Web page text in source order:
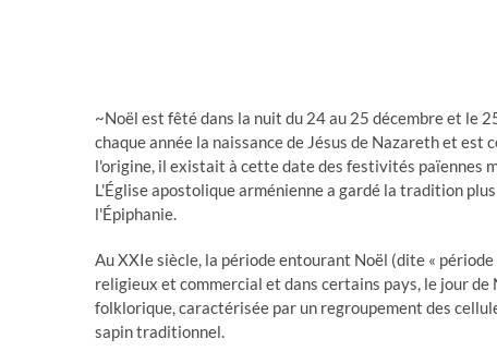
~Noël est fêté dans la nuit du 24 au 25 décembre et le
chaque année la naissance de Jésus de Nazareth et
l'origine, il existait à cette date des festivités païennes
L'Église apostolique arménienne a gardé la tradition
l'Épiphanie.
Au XXIe siècle, la période entourant Noël (dite «
religieux et commercial et dans certains pays, le jour
folklorique, caractérisée par un regroupement des
sapin traditionnel.